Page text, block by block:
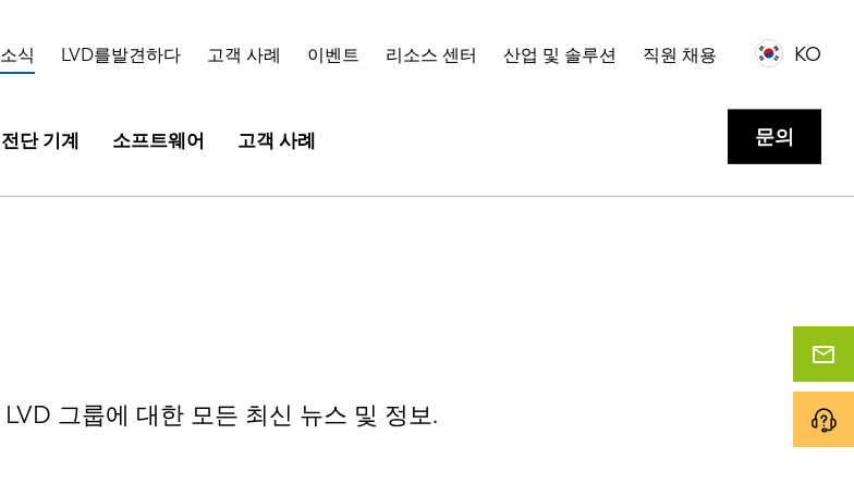
소식 LVD를발견하다 고객 사례 이벤트 리소스 센터 산업 및 솔루션 직원 채용 KO
전단 기계 소프트웨어 고객 사례 문의
LVD 그룹에 대한 모든 최신 뉴스 및 정보.